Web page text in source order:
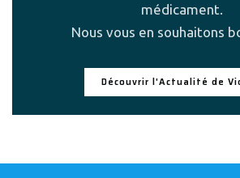
médicament.
Nous vous en souhaitons
Découvrir l'Actualité de